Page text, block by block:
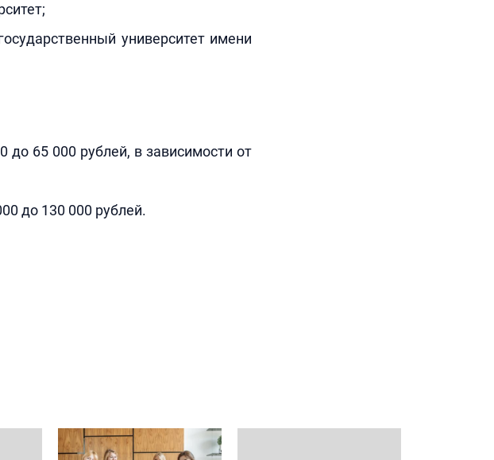
университет имени
до 65 000 рублей, в зависимости от
до 130 000 рублей.